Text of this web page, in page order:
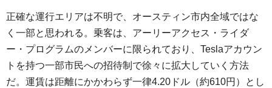
正確な運行エリアは不明で、オースティン市内全域ではな
く一部と思われる。乗客は、アーリーアクセス・ライダ
ー・プログラムのメンバーに限られており、Teslaアカウン
トを持つ一部市民への招待制で徐々に拡大していく方法
だ。運賃は距離にかかわらず一律4.20ドル（約610円）とし